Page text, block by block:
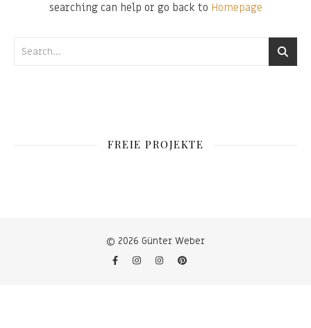
searching can help or go back to Homepage
FREIE PROJEKTE
© 2026 Günter Weber